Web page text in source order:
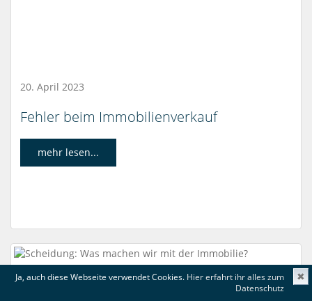
Ja, auch diese Webseite verwendet Cookies. Hier erfahrt ihr alles zum
Datenschutz
✖
20. April 2023
Fehler beim Immobilienverkauf
mehr lesen...